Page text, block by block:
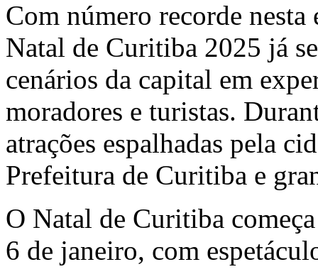
Com número recorde
Natal de Curitiba 2025 já
cenários da capital em
moradores e turistas.
atrações espalhadas pela
Prefeitura de Curitiba e
O Natal de Curitiba
6 de janeiro, com